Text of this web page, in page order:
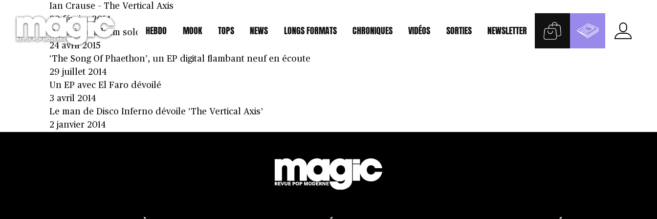
HEBDO MOOK TOPS NEWS LONGS FORMATS CHRONIQUES VIDÉOS SORTIES NEWSLETTER
Ian Crause – The Vertical Axis
20 février 2014
Deuxième album solo inespéré pour le trop rare Tim Keegan
24 avril 2015
‘The Song Of Phaethon’, un EP digital flambant neuf en écoute
29 juillet 2014
Un EP avec El Faro dévoilé
3 avril 2014
Le man de Disco Inferno dévoile ‘The Vertical Axis’
2 janvier 2014